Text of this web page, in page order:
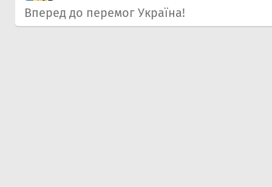
Вперед до перемог Україна!